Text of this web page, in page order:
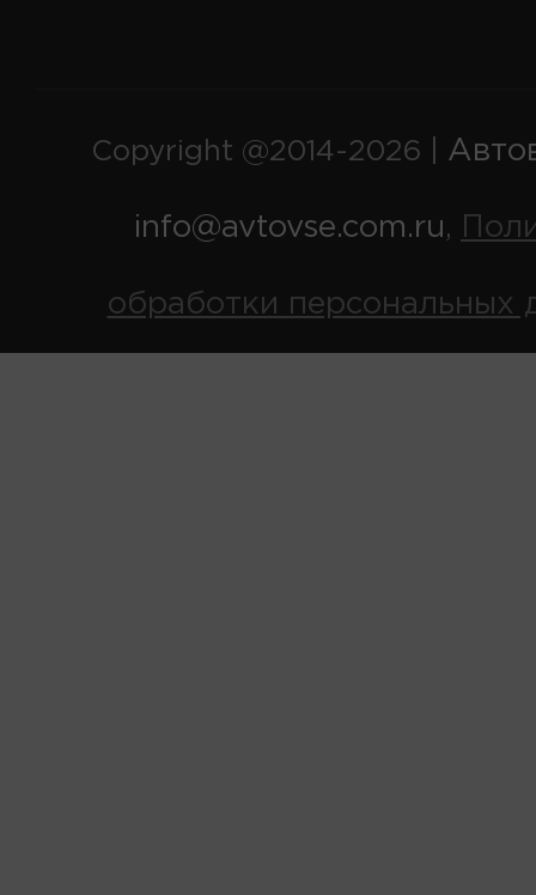
Copyright @2014-2026 |
info@avtovse.com.ru,
обработки персональных